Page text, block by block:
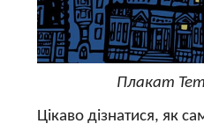
Плакат
Цікаво дізнатися, як